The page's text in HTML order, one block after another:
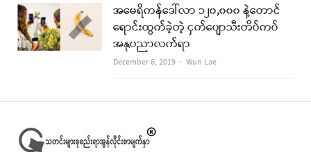
အမေရိကန်ဒေါ်လာ ၁၂၀,၀၀၀ နဲ့တောင်
ရောင်းထွက်ခဲ့တဲ့ ငှက်ပျောသီးတိပ်ကပ်
အနုပညာလက်ရာ
December 6, 2019 Author
Wun Lae